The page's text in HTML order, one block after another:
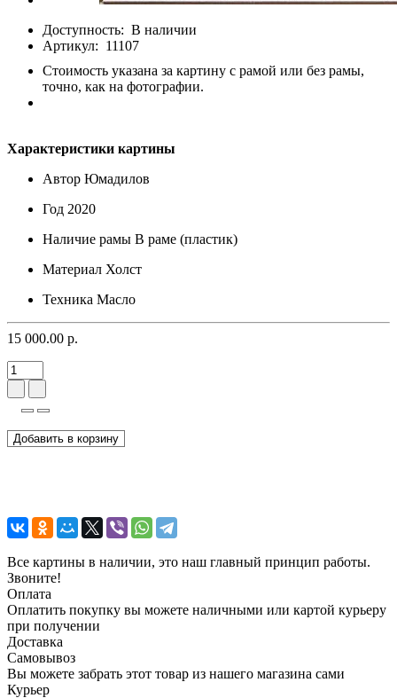
Доступность: В наличии
Артикул: 11107
Стоимость указана за картину с рамой или без рамы,
точно, как на фотографии.
Характеристики картины
Автор Юмадилов
Год 2020
Наличие рамы В раме (пластик)
Материал Холст
Техника Масло
15 000.00 р.
Добавить в корзину
Все картины в наличии, это наш главный принцип работы.
Звоните!
Оплата
Оплатить покупку вы можете наличными или картой курьеру
при получении
Доставка
Самовывоз
Вы можете забрать этот товар из нашего магазина сами
Курьер